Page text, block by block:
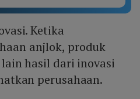
Ketika
anjlok, produk
hasil dari inovasi
perusahaan.